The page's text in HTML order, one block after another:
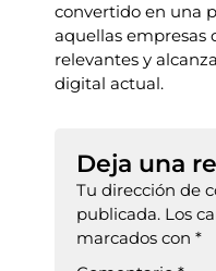
convertido en una
aquellas empresas
relevantes y
digital actual.
Deja una
Tu dirección de
publicada. Los
marcados con *